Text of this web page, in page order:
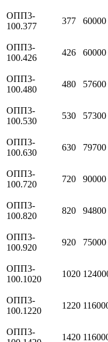
ОПП3-
100.377
377 60000
ОПП3-
100.426
426 60000
ОПП3-
100.480
480 57600
ОПП3-
100.530
530 57300
ОПП3-
100.630
630 79700
ОПП3-
100.720
720 90000
ОПП3-
100.820
820 94800
ОПП3-
100.920
920 75000
ОПП3-
100.1020
1020
ОПП3-
100.1220
1220
ОПП3-
1420